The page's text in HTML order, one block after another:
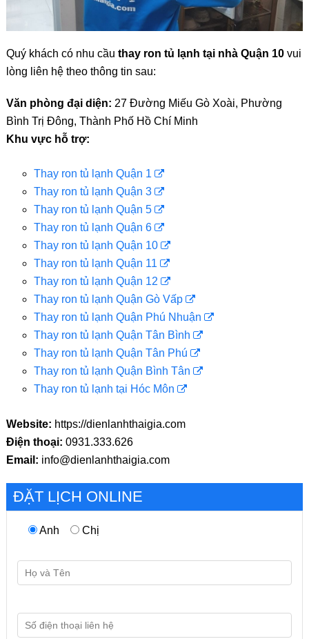
Quý khách có nhu cầu thay ron tủ lạnh tại nhà Quận 10vui
lòng liên hệ theo thông tin sau:
Văn phòng đại diện: 27 Đường Miếu Gò Xoài, Phường
Bình Trị Đông, Thành Phố Hồ Chí Minh
Khu vực hỗ trợ:
Thay ron tủ lạnh Quận 1
Thay ron tủ lạnh Quận 3
Thay ron tủ lạnh Quận 5
Thay ron tủ lạnh Quận 6
Thay ron tủ lạnh Quận 10
Thay ron tủ lạnh Quận 11
Thay ron tủ lạnh Quận 12
Thay ron tủ lạnh Quận Gò Vấp
Thay ron tủ lạnh Quận Phú Nhuận
Thay ron tủ lạnh Quận Tân Bình
Thay ron tủ lạnh Quận Tân Phú
Thay ron tủ lạnh Quận Bình Tân
Thay ron tủ lạnh tại Hóc Môn
Website: https://dienlanhthaigia.com
Điện thoại: 0931.333.626
Email: info@dienlanhthaigia.com
ĐẶT LỊCH ONLINE
Anh Chị